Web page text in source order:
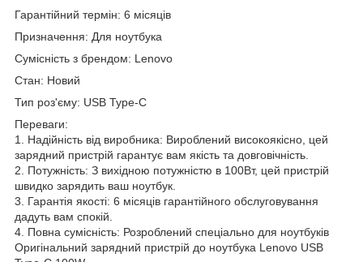
Гарантійний термін: 6 місяців
Призначення: Для ноутбука
Сумісність з брендом: Lenovo
Стан: Новий
Тип роз'єму: USB Type-C
Переваги:
1. Надійність від виробника: Вироблений високоякісно, цей
зарядний пристрій гарантує вам якість та довговічність.
2. Потужність: З вихідною потужністю в 100Вт, цей пристрій
швидко зарядить ваш ноутбук.
3. Гарантія якості: 6 місяців гарантійного обслуговування
дадуть вам спокій.
4. Повна сумісність: Розроблений спеціально для ноутбуків
Оригінальний зарядний пристрій до ноутбука Lenovo USB